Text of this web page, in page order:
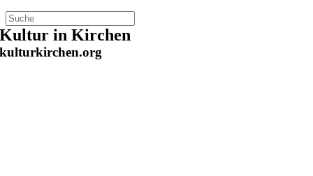
Zum
Inhalt
springen
Kultur in Kirchen
kulturkirchen.org